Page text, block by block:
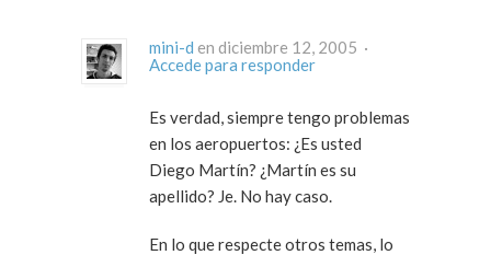
mini-d
en diciembre 12, 2005 ·
Accede para responder
Es verdad, siempre tengo problemas
en los aeropuertos: ¿Es usted
Diego Martín? ¿Martín es su
apellido? Je. No hay caso.
En lo que respecte otros temas, lo